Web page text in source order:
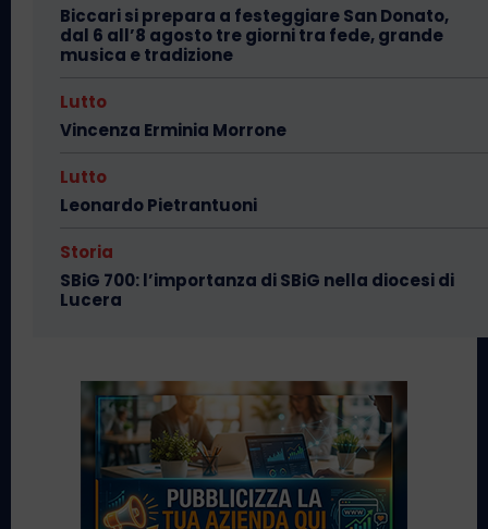
Biccari si prepara a festeggiare San Donato,
dal 6 all’8 agosto tre giorni tra fede, grande
musica e tradizione
Lutto
Vincenza Erminia Morrone
Lutto
Leonardo Pietrantuoni
Storia
SBiG 700: l’importanza di SBiG nella diocesi di
Lucera